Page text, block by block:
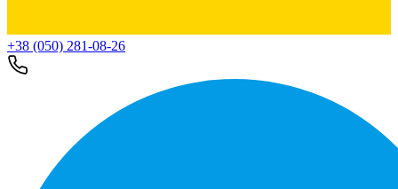
+38 (050) 281-08-26